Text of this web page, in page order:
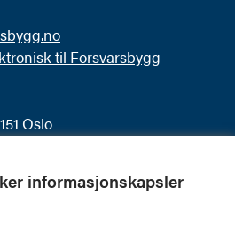
informasjonskapsler
til Forsvarsbygg
Oslo